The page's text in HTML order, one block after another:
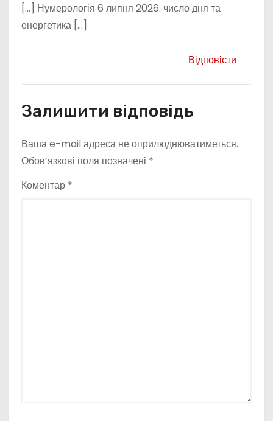
[…] Нумерологія 6 липня 2026: число дня та
енергетика […]
Відповісти
Залишити відповідь
Ваша e-mail адреса не оприлюднюватиметься.
Обов’язкові поля позначені *
Коментар *